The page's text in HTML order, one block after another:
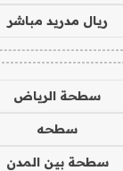
ريال مدريد مباشر
سطحة الرياض
سطحه
سطحة بين المدن